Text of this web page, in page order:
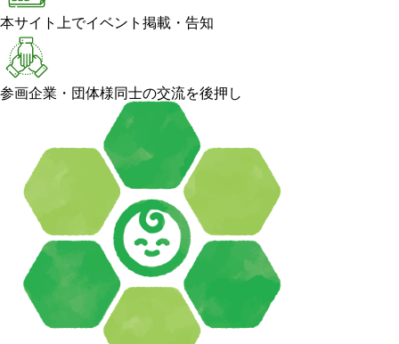
本サイト上でイベント掲載・告知
参画企業・団体様同士の交流を後押し